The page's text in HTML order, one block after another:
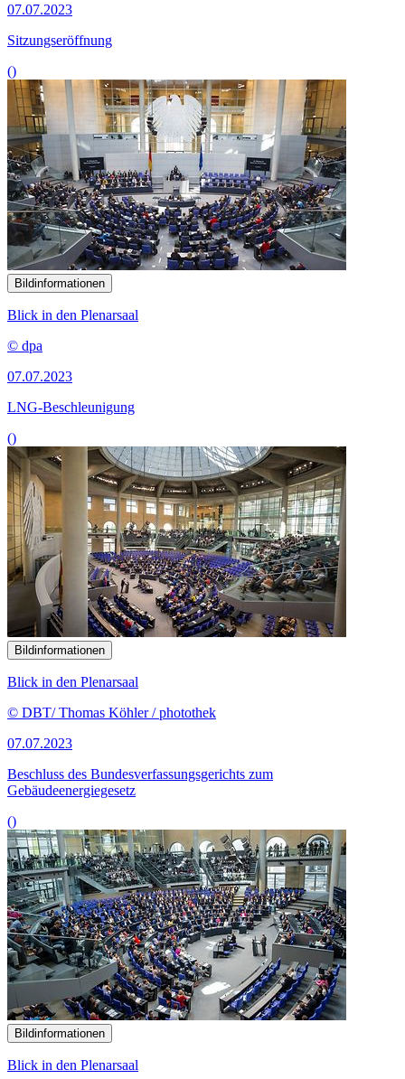
07.07.2023
Sitzungseröffnung
()
Bildinformationen
Blick in den Plenarsaal
© dpa
07.07.2023
LNG-Beschleunigung
()
Bildinformationen
Blick in den Plenarsaal
© DBT/ Thomas Köhler / photothek
07.07.2023
Beschluss des Bundesverfassungsgerichts zum
Gebäudeenergiegesetz
()
Bildinformationen
Blick in den Plenarsaal